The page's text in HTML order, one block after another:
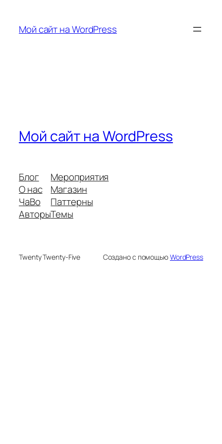
содержимому
Мой сайт на WordPress
Мой сайт на WordPress
Блог
О нас
ЧаВо
Авторы
Мероприятия
Магазин
Паттерны
Темы
Twenty Twenty-Five Создано с помощьюWordPress